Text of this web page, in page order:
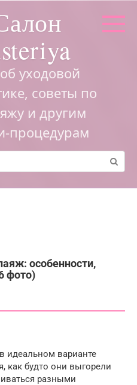
уходовой
советы по
и другим
процедурам
особенности,
фото)
идеальном варианте
как будто они выгорели
разными